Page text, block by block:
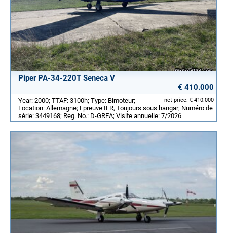
Piper PA-34-220T Seneca V
€ 410.000
net price: € 410.000
Year: 2000; TTAF: 3100h; Type: Bimoteur;
Location: Allemagne; Epreuve IFR, Toujours sous hangar; Numéro de
série: 3449168; Reg. No.: D-GREA; Visite annuelle: 7/2026